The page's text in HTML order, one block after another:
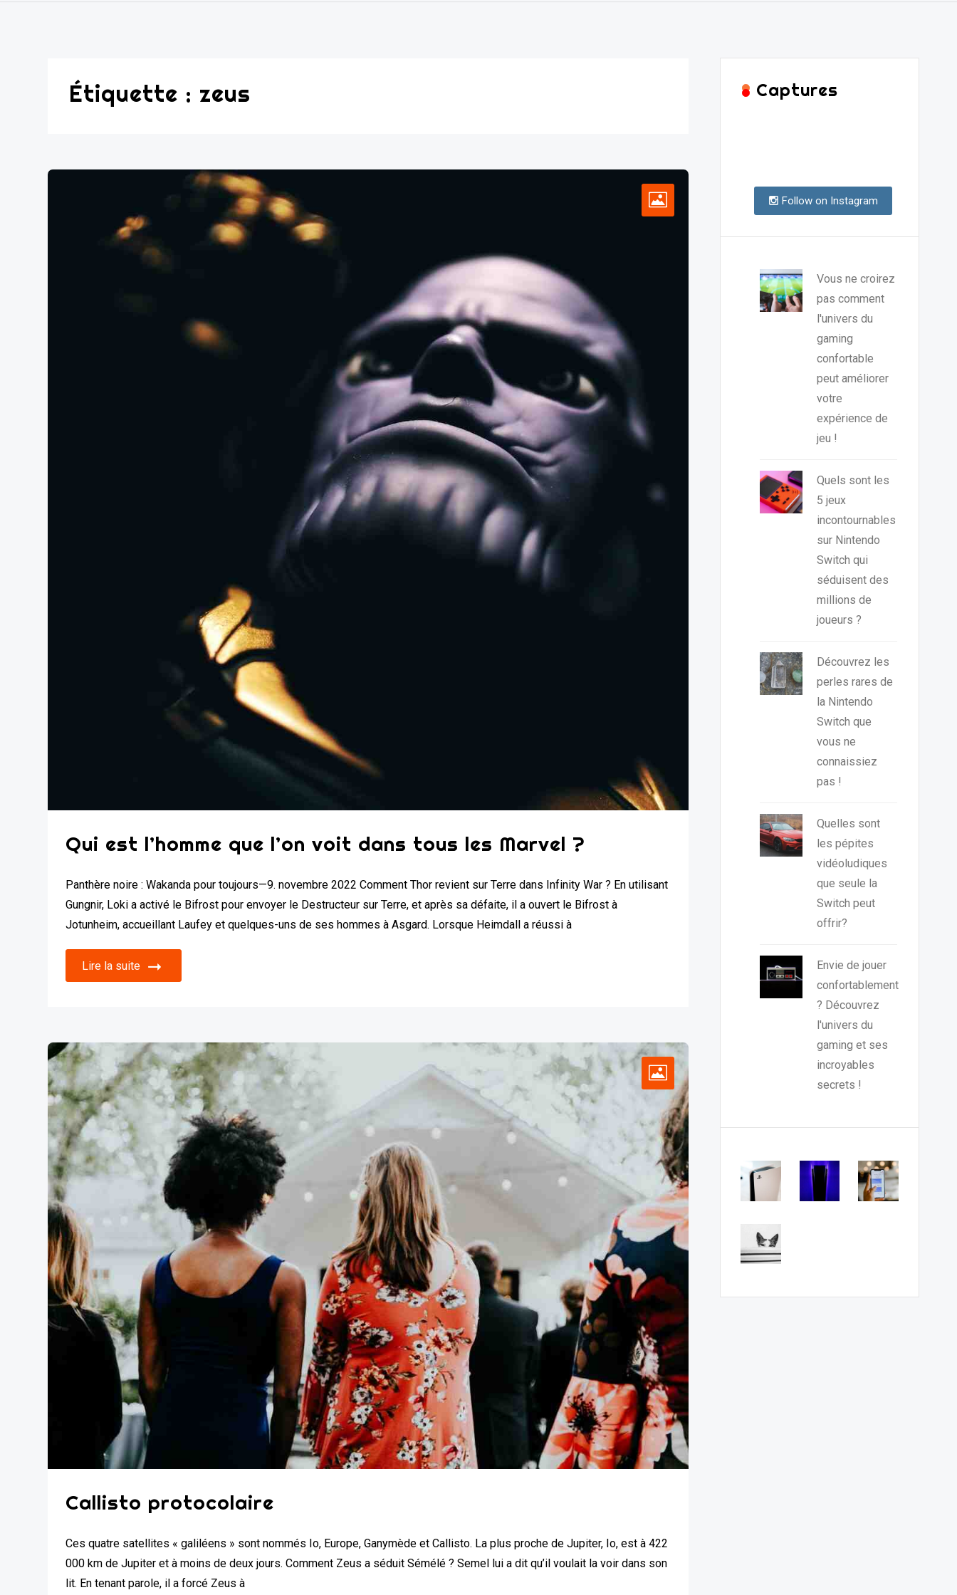
Étiquette : zeus
Qui est l’homme que l’on voit dans tous les Marvel ?
Panthère noire : Wakanda pour toujours—9. novembre 2022 Comment Thor revient sur Terre dans Infinity War ? En utilisant
Gungnir, Loki a activé le Bifrost pour envoyer le Destructeur sur Terre, et après sa défaite, il a ouvert le Bifrost à
Jotunheim, accueillant Laufey et quelques-uns de ses hommes à Asgard. Lorsque Heimdall a réussi à
Lire la suite
Callisto protocolaire
Ces quatre satellites « galiléens » sont nommés Io, Europe, Ganymède et Callisto. La plus proche de Jupiter, Io, est à 422
000 km de Jupiter et à moins de deux jours. Comment Zeus a séduit Sémélé ? Semel lui a dit qu’il voulait la voir dans son
lit. En tenant parole, il a forcé Zeus à
Captures
Follow on Instagram
Vous ne croirez
pas comment
l'univers du
gaming
confortable
peut améliorer
votre
expérience de
jeu !
Quels sont les
5 jeux
incontournables
sur Nintendo
Switch qui
séduisent des
millions de
joueurs ?
Découvrez les
perles rares de
la Nintendo
Switch que
vous ne
connaissiez
pas !
Quelles sont
les pépites
vidéoludiques
que seule la
Switch peut
offrir?
Envie de jouer
confortablement
? Découvrez
l'univers du
gaming et ses
incroyables
secrets !